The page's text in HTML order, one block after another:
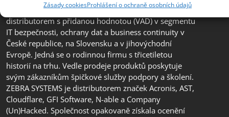
Zásady cookiesProhlášení o ochraně osobních údajů
Společnost ZEBRA SYSTEMS, s.r.o. je předním
distributorem s přidanou hodnotou (VAD) v segmentu
IT bezpečnosti, ochrany dat a business continuity v
České republice, na Slovensku a v jihovýchodní
Evropě. Jedná se o rodinnou firmu s třicetiletou
historií na trhu. Vedle prodeje produktů poskytuje
svým zákazníkům špičkové služby podpory a školení.
ZEBRA SYSTEMS je distributorem značek Acronis, AST,
Cloudflare, GFI Software, N-able a Company
(Un)Hacked. Společnost opakovaně získala ocenění